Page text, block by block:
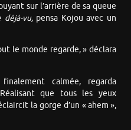
sur l’arrière de sa queue
déjà-vu,pensa Kojou avec un
le monde regarde, » déclara
finalement calmée, regarda
que tous les yeux
la gorge d’un « ahem »,